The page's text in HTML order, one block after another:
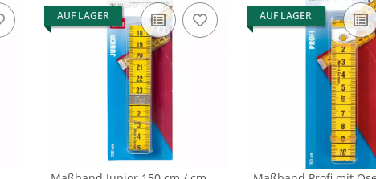
AUF LAGER AUF LAGER